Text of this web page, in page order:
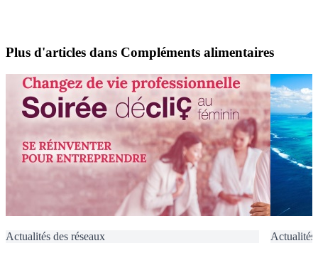
Plus d'articles dans Compléments alimentaires
Actualités des réseaux
Actualités